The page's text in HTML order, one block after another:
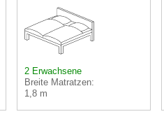
2 Erwachsene
Breite Matratzen:
1,8 m